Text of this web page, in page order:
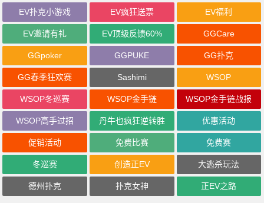
EV扑克小游戏 EV疯狂送票 EV福利
EV邀请有礼 EV顶级反馈60% GGCare
GGpoker GGPUKE GG扑克
GG春季狂欢赛 Sashimi WSOP
WSOP冬巡赛 WSOP金手链 WSOP金手链战报
WSOP高手过招 丹牛也疯狂逆转胜 优惠活动
促销活动 免费比赛 免费赛
冬巡赛 创造正EV 大逃杀玩法
德州扑克 扑克女神 正EV之路